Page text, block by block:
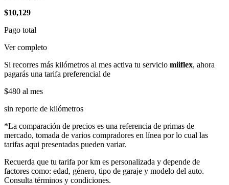
$10,129
Pago total
Ver completo
Si recorres más kilómetros al mes activa tu servicio miiflex, ahora
pagarás una tarifa preferencial de
$480 al mes
sin reporte de kilómetros
*La comparación de precios es una referencia de primas de
mercado, tomada de varios compradores en línea por lo cual las
tarifas aqui presentadas pueden variar.
Recuerda que tu tarifa por km es personalizada y depende de
factores como: edad, género, tipo de garaje y modelo del auto.
Consulta términos y condiciones.